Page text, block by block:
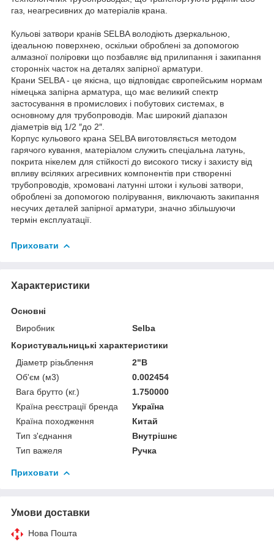
газ, неагресивних до матеріалів крана.
Кульові затвори кранів SELBA володіють дзеркальною,
ідеальною поверхнею, оскільки оброблені за допомогою
алмазної поліровки що позбавляє від прилипання і закипання
сторонніх часток на деталях запірної арматури.
Крани SELBA - це якісна, що відповідає європейським нормам
німецька запірна арматура, що має великий спектр
застосування в промислових і побутових системах, в
основному для трубопроводів. Має широкий діапазон
діаметрів від 1/2 ″до 2″.
Корпус кульового крана SELBA виготовляється методом
гарячого кування, матеріалом служить спеціальна латунь,
покрита нікелем для стійкості до високого тиску і захисту від
впливу всіляких агресивних компонентів при створенні
трубопроводів, хромовані латунні штоки і кульові затвори,
оброблені за допомогою полірування, виключають закипання
несучих деталей запірної арматури, значно збільшуючи
термін експлуатації.
Приховати
Характеристики
Основні
Виробник
Selba
Користувальницькі характеристики
Діаметр різьблення
2"В
Об'єм (м3)
0.002454
Вага брутто (кг.)
1.750000
Країна реєстрації бренда
Україна
Країна походження
Китай
Тип з'єднання
Внутрішнє
Тип важеля
Ручка
Приховати
Умови доставки
Нова Пошта